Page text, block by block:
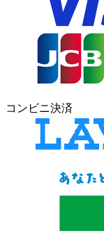
コンビニ決済